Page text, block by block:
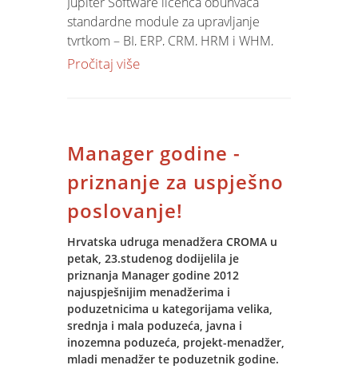
standardne module za upravljanje
tvrtkom – BI, ERP, CRM, HRM i WHM,
kao i specifične module za praćenje i
tijekom prosinca izradom studije
izvodljivosti, a nastaviti će se
prijenosom podataka iz postojećeg
sustava, customizacijom parametara,
specifičnih funkcionalnosti za potrebe
poslovnog sustava.
U procesu izvođenja projekta
primjenjuju se najbolje tehnike iz
prakse projektnog managementa (PMI
metodologija), od pripreme planova
Pročitaj više
Manager godine -
priznanje za uspješno
poslovanje!
Hrvatska udruga menadžera CROMA u
petak, 23.studenog dodijelila je
priznanja Manager godine 2012
najuspješnijim menadžerima i
poduzetnicima u kategorijama velika,
srednja i mala poduzeća, javna i
inozemna poduzeća, projekt-menadžer,
mladi menadžer te poduzetnik godine.